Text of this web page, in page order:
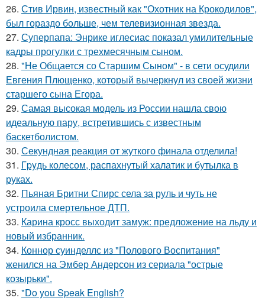
26. Стив Ирвин, известный как "Охотник на Крокодилов",
был гораздо больше, чем телевизионная звезда.
27. Суперпапа: Энрике иглесиас показал умилительные
кадры прогулки с трехмесячным сыном.
28. "Не Общается со Старшим Сыном" - в сети осудили
Евгения Плющенко, который вычеркнул из своей жизни
старшего сына Егора.
29. Самая высокая модель из России нашла свою
идеальную пару, встретившись с известным
баскетболистом.
30. Секундная реакция от жуткого финала отделила!
31. Гpyдь колесом, распахнутый халатик и бутылка в
руках.
32. Пьяная Бритни Спирс села за руль и чуть не
устроила смертельное ДТП.
33. Карина кросс выходит замуж: предложение на льду и
новый избранник.
34. Коннор суинделлс из "Полового Воспитания"
женился на Эмбер Андерсон из сериала "острые
козырьки".
35. "Do you Speak English?